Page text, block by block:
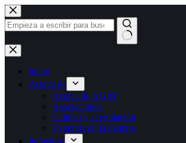
Ir
al
contenido
Sin
resultados
Inicio
Acerca de
Acerca de AGAT
Asociaciones
Calidad y acreditación
Expertos en la materia
Industrias